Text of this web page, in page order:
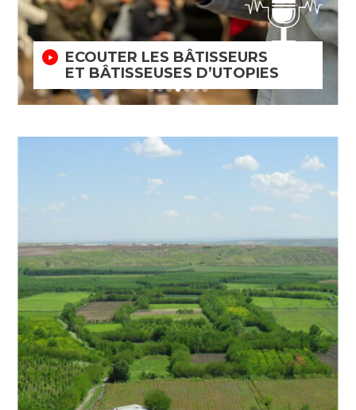
ECOUTER LES BÂTISSEURS
ET BÂTISSEUSES D’UTOPIES